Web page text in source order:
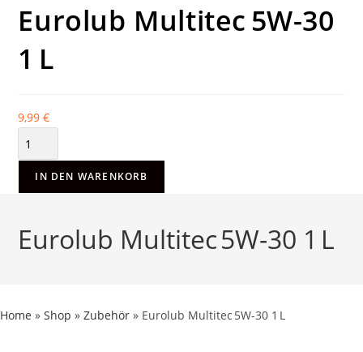
Eurolub Multitec 5W-30
1 L
9,99€
IN DEN WARENKORB
Eurolub Multitec 5W-30 1 L
Home » Shop » Zubehör » Eurolub Multitec 5W-30 1 L